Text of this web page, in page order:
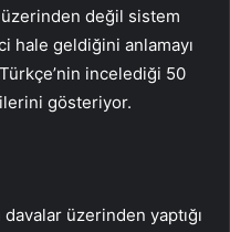
değil sistem
hale geldiğini anlamayı
incelediği 50
gösteriyor.
davalar üzerinden yaptığı